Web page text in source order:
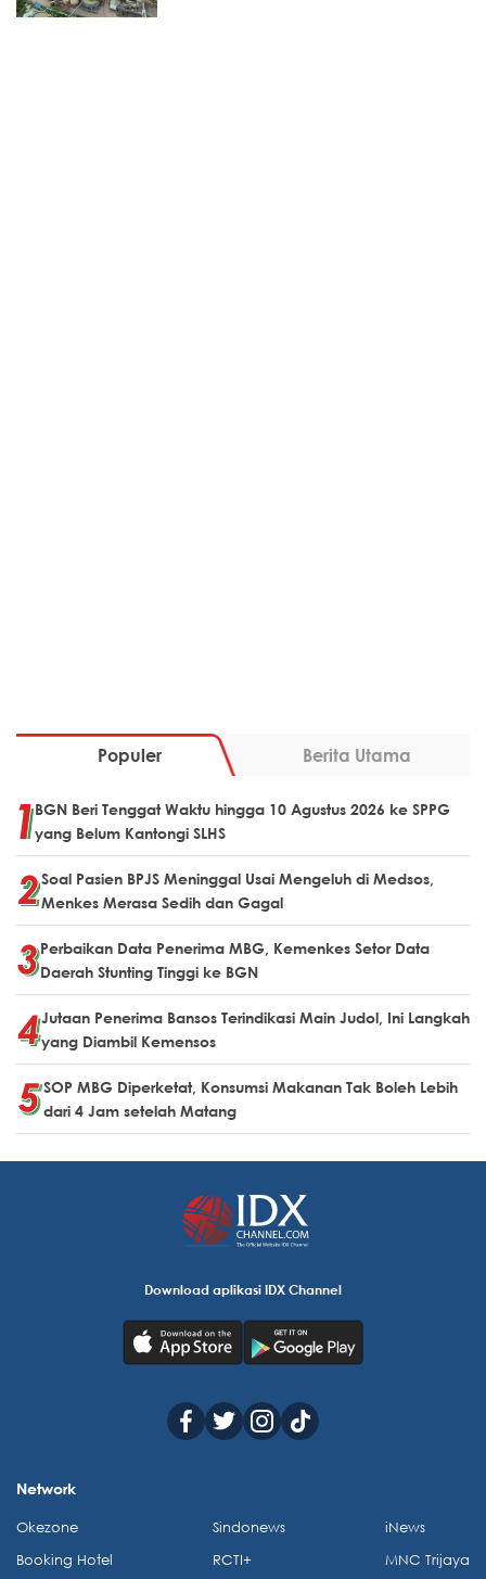
Populer Berita Utama
BGN Beri Tenggat Waktu hingga 10 Agustus 2026 ke SPPG
yang Belum Kantongi SLHS
Soal Pasien BPJS Meninggal Usai Mengeluh di Medsos,
Menkes Merasa Sedih dan Gagal
Perbaikan Data Penerima MBG, Kemenkes Setor Data
Daerah Stunting Tinggi ke BGN
Jutaan Penerima Bansos Terindikasi Main Judol, Ini Langkah
yang Diambil Kemensos
SOP MBG Diperketat, Konsumsi Makanan Tak Boleh Lebih
dari 4 Jam setelah Matang
Download aplikasi IDX Channel
Network
Okezone
Booking Hotel
Sindonews
RCTI+
iNews
MNC Trijaya